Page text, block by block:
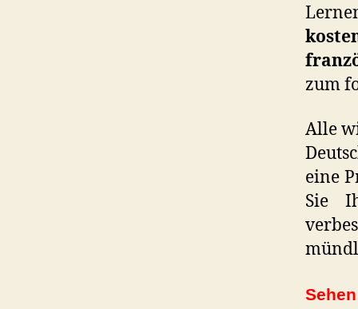
zum
Alle
eine
Sie